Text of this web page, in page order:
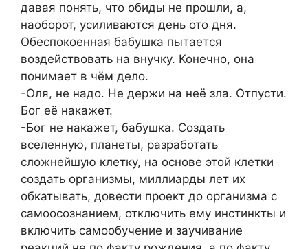
давая понять, что обиды не прошли, а,
наоборот, усиливаются день ото дня.
Обеспокоенная бабушка пытается
воздействовать на внучку. Конечно, она
понимает в чём дело.
-Оля, не надо. Не держи на неё зла. Отпусти.
Бог её накажет.
-Бог не накажет, бабушка. Создать
вселенную, планеты, разработать
сложнейшую клетку, на основе этой клетки
создать организмы, миллиарды лет их
обкатывать, довести проект до организма с
самоосознанием, отключить ему инстинкты и
включить самообучение и заучивание